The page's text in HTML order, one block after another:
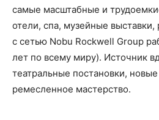
самые масштабные и
отели, спа, музейные
c сетью Nobu Rockwell Group
лет по всему миру). Источник
театральные постановки,
ремесленное мастерство.